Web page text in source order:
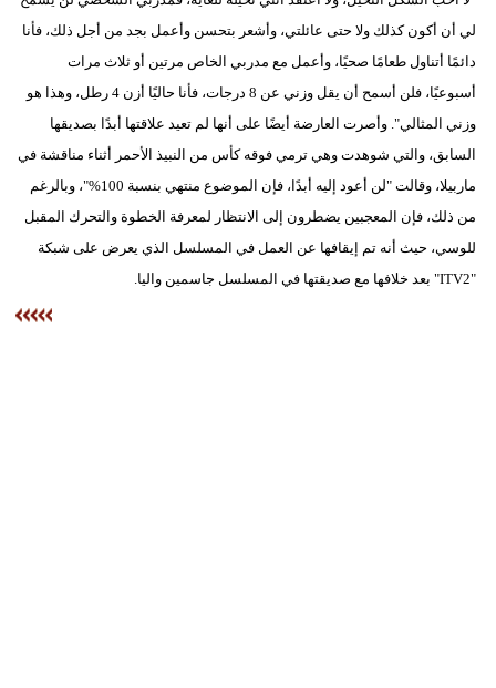
لي أن أكون كذلك ولا حتى عائلتي، وأشعر بتحسن وأعمل بجد من أجل ذلك، فأنا
دائمًا أتناول طعامًا صحيًا، وأعمل مع مدربي الخاص مرتين أو ثلاث مرات
أسبوعيًا، فلن أسمح أن يقل وزني عن 8 درجات، فأنا حاليًا أزن 4 رطل، وهذا هو
وزني المثالي". وأصرت العارضة أيضًا على أنها لم تعيد علاقتها أبدًا بصديقها
السابق، والتي شوهدت وهي ترمي فوقه كأس من النبيذ الأحمر أثناء مناقشة في
ماربيلا، وقالت "لن أعود إليه أبدًا، فإن الموضوع منتهي بنسبة 100%"، وبالرغم
من ذلك، فإن المعجبين يضطرون إلى الانتظار لمعرفة الخطوة والتحرك المقبل
للوسي، حيث أنه تم إيقافها عن العمل في المسلسل الذي يعرض على شبكة
"ITV2" بعد خلافها مع صديقتها في المسلسل جاسمين واليا.